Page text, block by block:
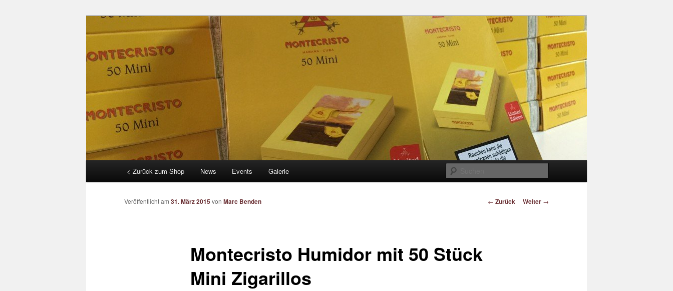
CIGARWORLD Blog
by tabac benden
< Zurück zum Shop News Events Galerie
Beitragsnavigation
← Zurück Weiter →
Montecristo Humidor mit 50 Stück
Mini Zigarillos
Veröffentlicht am 31. März 2015von Marc Benden